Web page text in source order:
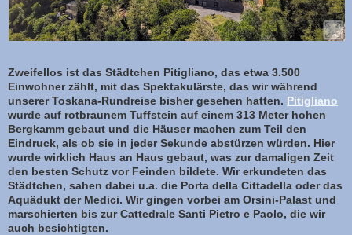
Zweifellos ist das Städtchen Pitigliano, das etwa 3.500
Einwohner zählt, mit das Spektakulärste, das wir während
unserer Toskana-Rundreise bisher gesehen hatten. Pitigliano
wurde auf rotbraunem Tuffstein auf einem 313 Meter hohen
Bergkamm gebaut und die Häuser machen zum Teil den
Eindruck, als ob sie in jeder Sekunde abstürzen würden. Hier
wurde wirklich Haus an Haus gebaut, was zur damaligen Zeit
den besten Schutz vor Feinden bildete. Wir erkundeten das
Städtchen, sahen dabei u.a. die Porta della Cittadella oder das
Aquädukt der Medici. Wir gingen vorbei am Orsini-Palast und
marschierten bis zur Cattedrale Santi Pietro e Paolo, die wir
auch besichtigten.